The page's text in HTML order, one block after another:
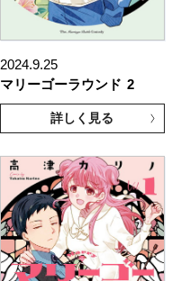
2024.9.25
マリーゴーラウンド 2
詳しく見る